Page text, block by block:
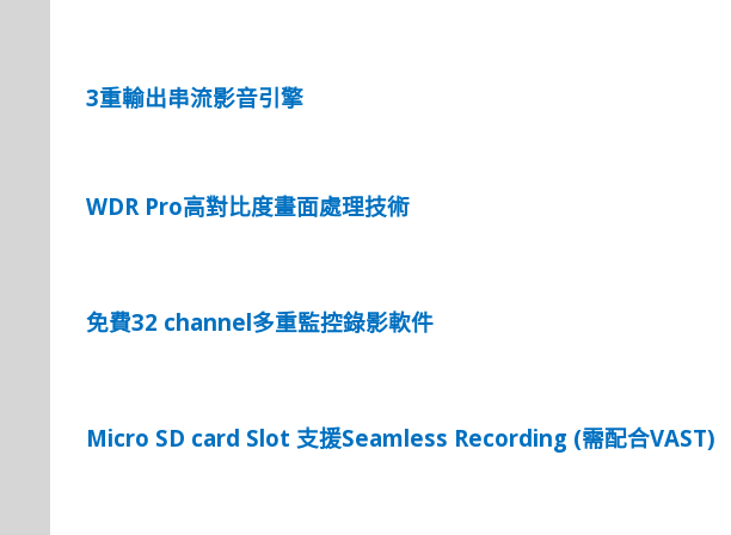
3重輸出串流影音引擎
WDR Pro高對比度畫面處理技術
免費32 channel多重監控錄影軟件
Micro SD card Slot 支援Seamless Recording (需配合VAST)